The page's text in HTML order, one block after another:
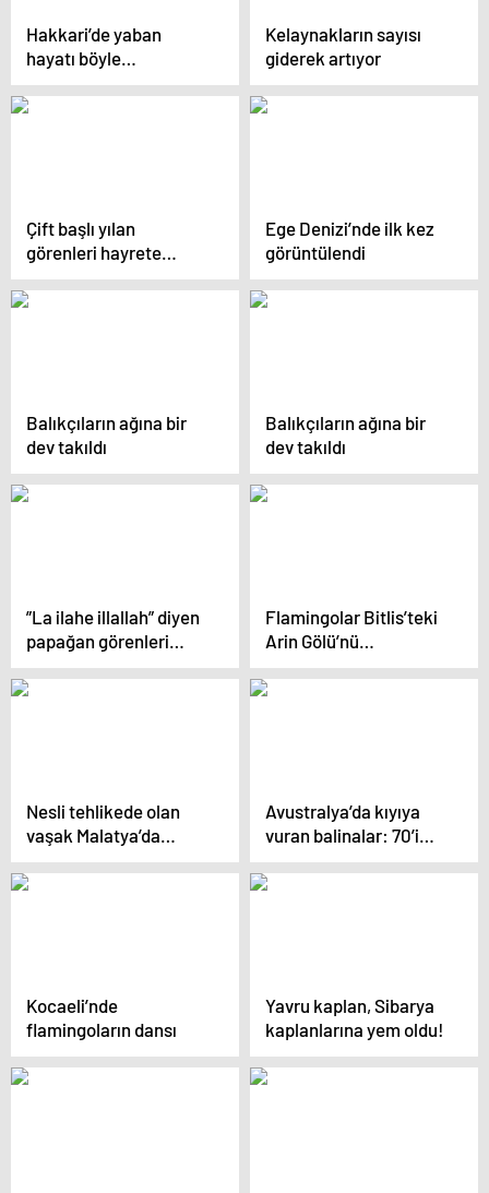
Hakkari’de yaban
hayatı böyle
görüntülendi
Kelaynakların sayısı
giderek artıyor
Çift başlı yılan
görenleri hayrete
düşürdü
Ege Denizi’nde ilk kez
görüntülendi
Balıkçıların ağına bir
dev takıldı
Balıkçıların ağına bir
dev takıldı
”La ilahe illallah” diyen
papağan görenleri
hayrete düşürüyor
Flamingolar Bitlis’teki
Arin Gölü’nü
renklendirdi
Nesli tehlikede olan
vaşak Malatya’da
görüntülendi
Avustralya’da kıyıya
vuran balinalar: 70’i
kurtarıldı, 380’i öldü
Kocaeli’nde
flamingoların dansı
Yavru kaplan, Sibarya
kaplanlarına yem oldu!